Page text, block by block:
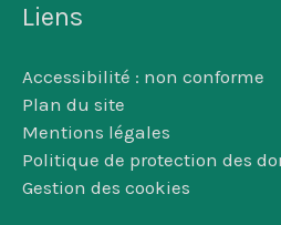
Liens
Accessibilité : non conforme
Plan du site
Mentions légales
Politique de protection des
Gestion des cookies